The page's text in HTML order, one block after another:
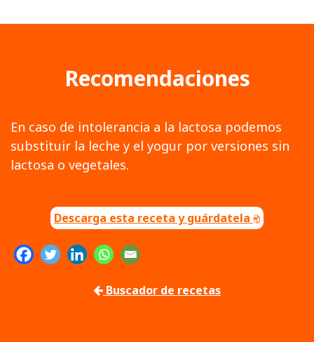
Recomendaciones
En caso de intolerancia a la lactosa podemos
substituir la leche y el yogur por versiones sin
lactosa o vegetales.
Descarga esta receta y guárdatela
Buscador de recetas